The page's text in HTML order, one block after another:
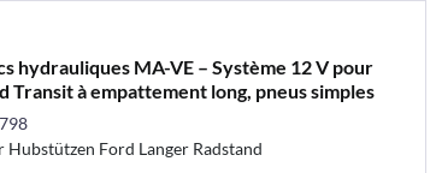
hydrauliques MA-VE – Système 12 V pour
Transit à empattement long, pneus simples
Hubstützen Ford Langer Radstand